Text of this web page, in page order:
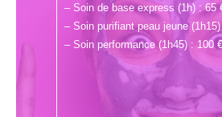
– Soin de base express (1h) : 65
– Soin purifiant peau jeune
– Soin performance (1h45) : 100 €